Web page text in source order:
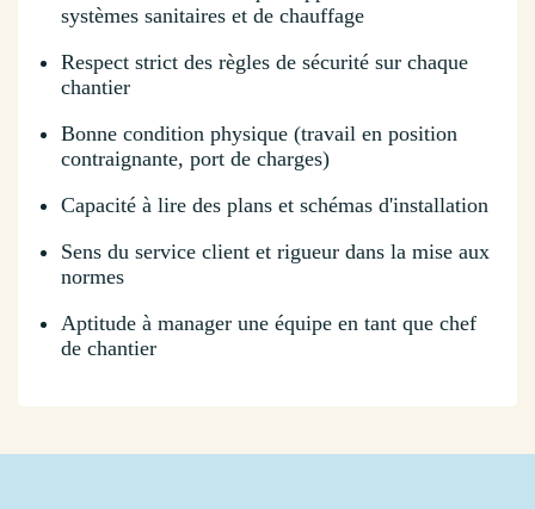
systèmes sanitaires et de chauffage
Respect strict des règles de sécurité sur chaque
chantier
Bonne condition physique (travail en position
contraignante, port de charges)
Capacité à lire des plans et schémas d'installation
Sens du service client et rigueur dans la mise aux
normes
Aptitude à manager une équipe en tant que chef
de chantier